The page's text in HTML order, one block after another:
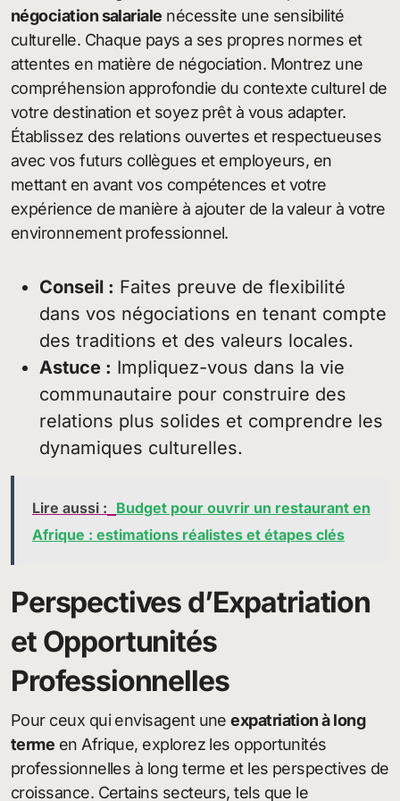
négociation salariale nécessite une sensibilité
culturelle. Chaque pays a ses propres normes et
attentes en matière de négociation. Montrez une
compréhension approfondie du contexte culturel de
votre destination et soyez prêt à vous adapter.
Établissez des relations ouvertes et respectueuses
avec vos futurs collègues et employeurs, en
mettant en avant vos compétences et votre
expérience de manière à ajouter de la valeur à votre
environnement professionnel.
Conseil : Faites preuve de flexibilité
dans vos négociations en tenant compte
des traditions et des valeurs locales.
Astuce : Impliquez-vous dans la vie
communautaire pour construire des
relations plus solides et comprendre les
dynamiques culturelles.
Lire aussi : Budget pour ouvrir un restaurant en
Afrique : estimations réalistes et étapes clés
Perspectives d’Expatriation
et Opportunités
Professionnelles
Pour ceux qui envisagent uneexpatriation à long
terme en Afrique, explorez les opportunités
professionnelles à long terme et les perspectives de
croissance. Certains secteurs, tels que le